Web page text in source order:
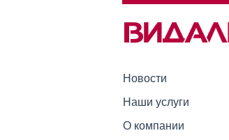
Новости
Наши услуги
О компании